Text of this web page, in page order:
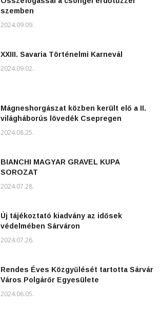
szemben
2024.09.09.
XXIII. Savaria Történelmi Karnevál
2024.09.02.
Mágneshorgászat közben került elő a II.
világháborús lövedék Csepregen
2024.08.25.
BIANCHI MAGYAR GRAVEL KUPA
SOROZAT
2024.07.28.
Új tájékoztató kiadvány az idősek
védelmében Sárváron
2024.07.26.
Rendes Éves Közgyűlését tartotta Sárvár
Város Polgárőr Egyesülete
2024.06.05.